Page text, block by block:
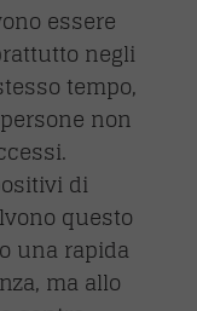
essere
negli
tempo,
non
di
questo
una rapida
ma allo